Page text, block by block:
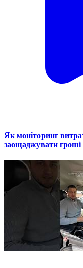
Як моніторинг
заощаджувати